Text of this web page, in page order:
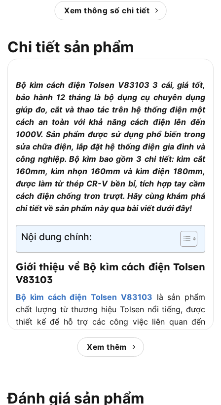
– 1 kìm mũi nhọn cách điện (Long Nose
Pliers)
Pliers)
Kích thước
– Kìm cắt: 160 mm (6 inch)
– Kìm điện: 180 mm (7 inch)
Chất liệu
Thép hợp kim Cr-V (Chrome Vanadium),
mạ niken chống gỉ
Tay cầm
Nhựa cách điện, chống trơn trượt, đạt
tiêu chuẩn an toàn 1000V
Điện áp cách
điện
1000V (theo tiêu chuẩn VDE hoặc IEC)
Ứng dụng
Cắt, kẹp, tuốt dây điện, sử dụng trong
ngành điện, cơ khí
Đặc điểm nổi
– Lưỡi kìm sắc bén, bền bỉ
– Thiết kế ergonomics, dễ cầm nắm
– Chống gỉ sét, chịu lực tốt
Trọng lượng
Khoảng 0.6 – 0.8 kg (tổng bộ 3 cái, ước
Đóng gói
Vỉ nhựa cứng hoặc hộp đựng chuyên
dụng
Xem thông số chi tiết
Chi tiết sản phẩm
Bộ kìm cách điện Tolsen V83103 3 cái, giá tốt,
bảo hành 12 tháng là bộ dụng cụ chuyên dụng
giúp đo, cắt và thao tác trên hệ thống điện một
cách an toàn với khả năng cách điện lên đến
1000V. Sản phẩm được sử dụng phổ biến trong
sửa chữa điện, lắp đặt hệ thống điện gia đình và
công nghiệp. Bộ kìm bao gồm 3 chi tiết: kìm cắt
160mm, kìm nhọn 160mm và kìm điện 180mm,
được làm từ thép CR-V bền bỉ, tích hợp tay cầm
cách điện chống trơn trượt. Hãy cùng khám phá
chi tiết về sản phẩm này qua bài viết dưới đây!
Nội dung chính:
Giới thiệu về Bộ kìm cách điện Tolsen
V83103
Bộ kìm cách điện Tolsen V83103 là sản phẩm
chất lượng từ thương hiệu Tolsen nổi tiếng, được
thiết kế để hỗ trợ các công việc liên quan đến
cách điện lên đến 1000V, bộ kìm này đảm bảo an
toàn tối đa cho người dùng khi thao tác trên dây
Xem thêm
Đánh giá sản phẩm